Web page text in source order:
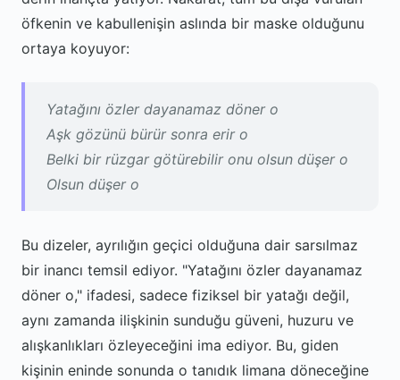
öfkenin ve kabullenişin aslında bir maske olduğunu
ortaya koyuyor:
Yatağını özler dayanamaz döner o
Aşk gözünü bürür sonra erir o
Belki bir rüzgar götürebilir onu olsun düşer o
Olsun düşer o
Bu dizeler, ayrılığın geçici olduğuna dair sarsılmaz
bir inancı temsil ediyor. "Yatağını özler dayanamaz
döner o," ifadesi, sadece fiziksel bir yatağı değil,
aynı zamanda ilişkinin sunduğu güveni, huzuru ve
alışkanlıkları özleyeceğini ima ediyor. Bu, giden
kişinin eninde sonunda o tanıdık limana döneceğine